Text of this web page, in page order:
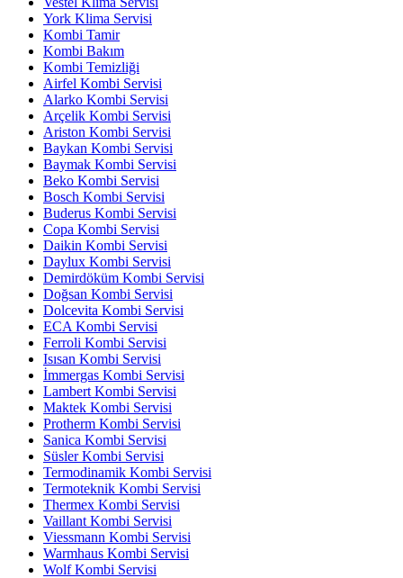
York Klima Servisi
Kombi Tamir
Kombi Bakım
Kombi Temizliği
Airfel Kombi Servisi
Alarko Kombi Servisi
Arçelik Kombi Servisi
Ariston Kombi Servisi
Baykan Kombi Servisi
Baymak Kombi Servisi
Beko Kombi Servisi
Bosch Kombi Servisi
Buderus Kombi Servisi
Copa Kombi Servisi
Daikin Kombi Servisi
Daylux Kombi Servisi
Demirdöküm Kombi Servisi
Doğsan Kombi Servisi
Dolcevita Kombi Servisi
ECA Kombi Servisi
Ferroli Kombi Servisi
Isısan Kombi Servisi
İmmergas Kombi Servisi
Lambert Kombi Servisi
Maktek Kombi Servisi
Protherm Kombi Servisi
Sanica Kombi Servisi
Süsler Kombi Servisi
Termodinamik Kombi Servisi
Termoteknik Kombi Servisi
Thermex Kombi Servisi
Vaillant Kombi Servisi
Viessmann Kombi Servisi
Warmhaus Kombi Servisi
Wolf Kombi Servisi